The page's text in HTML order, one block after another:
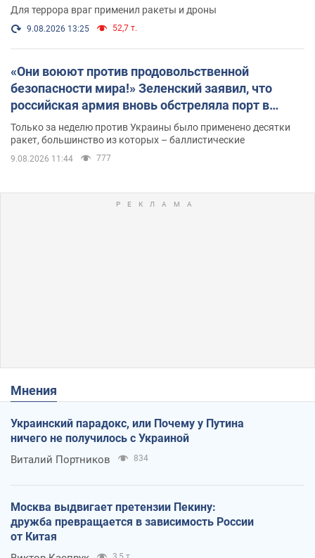
Для террора враг применил ракеты и дроны
9.08.2026 13:25 52,7 т.
«Они воюют против продовольственной
безопасности мира!» Зеленский заявил, что
российская армия вновь обстреляла порт в
Одессе
Только за неделю против Украины было применено десятки
ракет, большинство из которых – баллистические
9.08.2026 11:44 777
Мнения
Украинский парадокс, или Почему у Путина
ничего не получилось с Украиной
Виталий Портников 834
Москва выдвигает претензии Пекину:
дружба превращается в зависимость России
от Китая